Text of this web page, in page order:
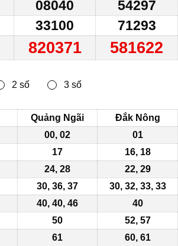
08040 54297
33100 71293
820371 581622
Quảng Ngãi
Đắk Nông
00, 02
01
17
16, 18
24, 28 22, 29
30, 36, 37
30, 32, 33, 33
40, 40, 46
40
50
52, 57
61
60, 61